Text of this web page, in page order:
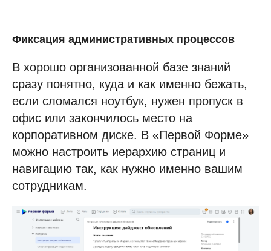
Фиксация административных процессов
В хорошо организованной базе знаний
сразу понятно, куда и как именно бежать,
если сломался ноутбук, нужен пропуск в
офис или закончилось место на
корпоративном диске. В «Первой Форме»
можно настроить иерархию страниц и
навигацию так, как нужно именно вашим
сотрудникам.